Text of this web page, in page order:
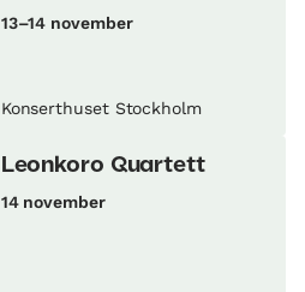
13–14 november
Konserthuset Stockholm
Leonkoro Quartett
14 november